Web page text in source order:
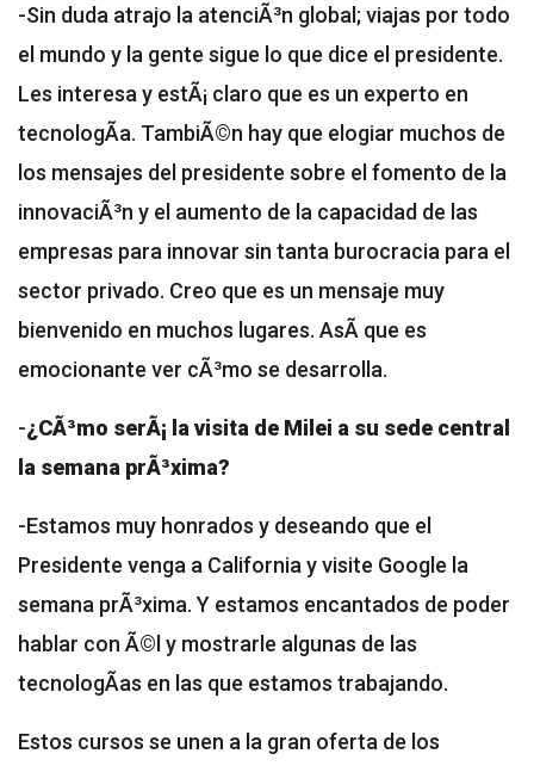
-Sin duda atrajo la atenciÃ³n global; viajas por todo
el mundo y la gente sigue lo que dice el presidente.
Les interesa y estÃ¡ claro que es un experto en
tecnologÃ­a. TambiÃ©n hay que elogiar muchos de
los mensajes del presidente sobre el fomento de la
innovaciÃ³n y el aumento de la capacidad de las
empresas para innovar sin tanta burocracia para el
sector privado. Creo que es un mensaje muy
bienvenido en muchos lugares. AsÃ­ que es
emocionante ver cÃ³mo se desarrolla.
-¿CÃ³mo serÃ¡ la visita de Milei a su sede central
la semana prÃ³xima?
-Estamos muy honrados y deseando que el
Presidente venga a California y visite Google la
semana prÃ³xima. Y estamos encantados de poder
hablar con Ã©l y mostrarle algunas de las
tecnologÃ­as en las que estamos trabajando.
Estos cursos se unen a la gran oferta de los